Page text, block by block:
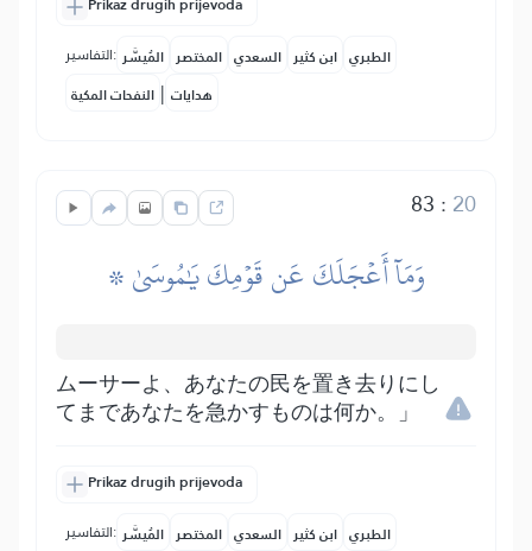
التفاسير: المُيسَّر المختصر السعدي ابن كثير الطبري
النفحات المكية | هدايات
83 : 20
۞ وَمَآ أَعۡجَلَكَ عَن قَوۡمِكَ يَٰمُوسَىٰ
ムーサーよ、あなたの民を置き去りにし
てまであなたを急かすものは何か。」
Prikaz drugih prijevoda
التفاسير: المُيسَّر المختصر السعدي ابن كثير الطبري